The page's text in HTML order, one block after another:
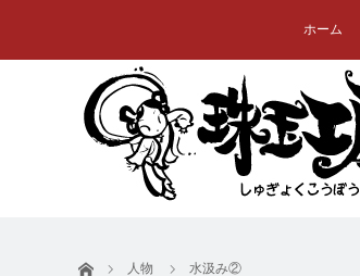
ホーム
ホーム 人物 水汲み②